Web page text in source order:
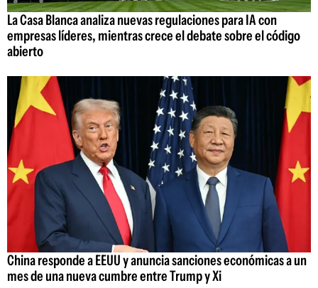
La Casa Blanca analiza nuevas regulaciones para IA con
empresas líderes, mientras crece el debate sobre el código
abierto
China responde a EEUU y anuncia sanciones económicas a un
mes de una nueva cumbre entre Trump y Xi